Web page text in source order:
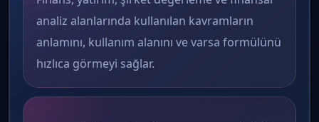
analiz alanlarında kullanılan kavramların
anlamını, kullanım alanını ve varsa formülünü
hızlıca görmeyi sağlar.